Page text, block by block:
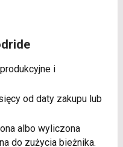
i
od daty zakupu lub
albo wyliczona
do zużycia bieżnika.